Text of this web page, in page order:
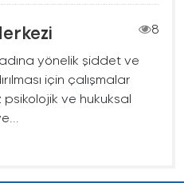
8
yönelik şiddet ve
için çalışmalar
ve hukuksal